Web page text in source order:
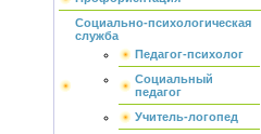
Социально-психологическая
служба
Педагог-психолог
Социальный
педагог
Учитель-логопед